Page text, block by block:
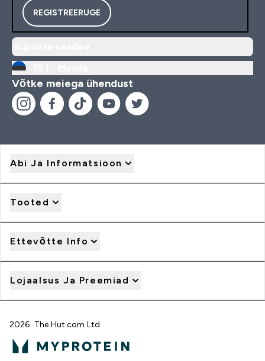
REGISTREERUGE
Võtke meiega ühendust
Abi Ja Informatsioon
Tooted
Ettevõtte Info
Lojaalsus Ja Preemiad
2026 The Hut.com Ltd